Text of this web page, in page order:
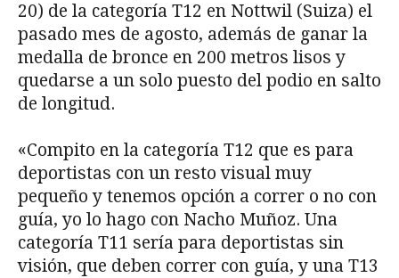
20) de la categoría T12 en Nottwil (Suiza) el
pasado mes de agosto, además de ganar la
medalla de bronce en 200 metros lisos y
quedarse a un solo puesto del podio en salto
de longitud.
«Compito en la categoría T12 que es para
deportistas con un resto visual muy
pequeño y tenemos opción a correr o no con
guía, yo lo hago con Nacho Muñoz. Una
categoría T11 sería para deportistas sin
visión, que deben correr con guía, y una T13